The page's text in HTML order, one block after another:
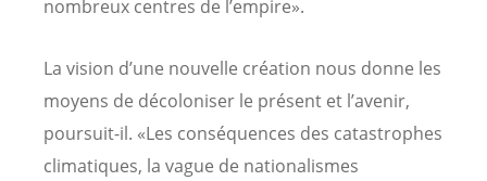
nombreux centres de l’empire».
La vision d’une nouvelle création nous donne les
moyens de décoloniser le présent et l’avenir,
poursuit-il. «Les conséquences des catastrophes
climatiques, la vague de nationalismes